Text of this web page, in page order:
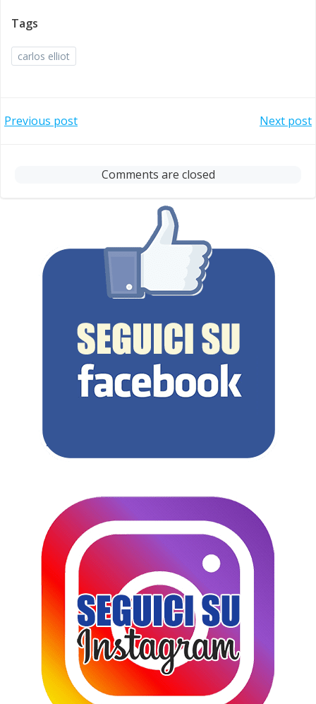
Tags
carlos elliot
Post
navigation
Previous post
navigation
Next post
Comments are closed